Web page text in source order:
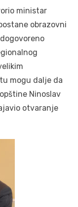
ministar
obrazovni
mogu dalje da
Ninoslav
otvaranje